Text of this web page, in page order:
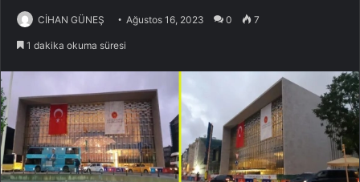
CİHAN GÜNEŞ Ağustos 16, 2023 0 7
1 dakika okuma süresi